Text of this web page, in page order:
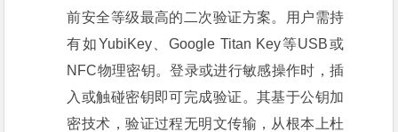
前安全等级最高的二次验证方案。用户需持
有如YubiKey、Google Titan Key等USB或
NFC物理密钥。登录或进行敏感操作时，插
入或触碰密钥即可完成验证。其基于公钥加
密技术，验证过程无明文传输，从根本上杜